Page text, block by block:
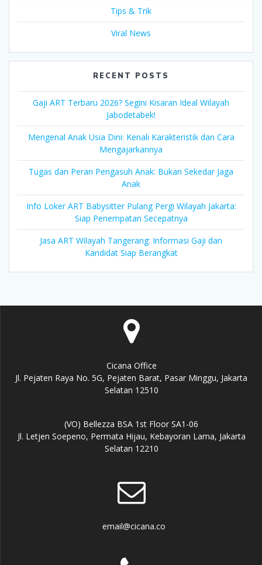
Tips & Trik
Viral News
RECENT POSTS
Gaji ART Terbaru 2026? Segini Kisaran Ideal Wilayah
Jabodetabek!
Mengenal Anak Usia Dini: Kenali Karakteristik dan Cara
Mengajarkannya
Tugas dan Peran Pengasuh Anak: Bukan Sekedar Jaga
Anak
Info Loker ART Babysitter Pulang Pergi Wilayah Jakarta:
Siap Penempatan Secepatnya
Jasa ART Wilayah Tangerang: Informasi Gaji dan
Kandidat Siap Berangkat
Cicana Office
Jl. Pejaten Raya No. 5G, Pejaten Barat, Pasar Minggu, Jakarta
Selatan 12510
(VO) Bellezza BSA 1st Floor SA1-06
Jl. Letjen Soepeno, Permata Hijau, Kebayoran Lama, Jakarta
Selatan 12210
email@cicana.co